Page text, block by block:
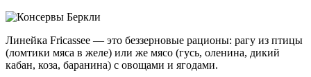
Линейка Fricassee ― это беззерновые рационы: рагу из птицы
(ломтики мяса в желе) или же мясо (гусь, оленина, дикий
кабан, коза, баранина) с овощами и ягодами.